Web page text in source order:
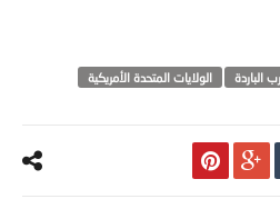
الباردة
الولايات المتحدة الأمريكية